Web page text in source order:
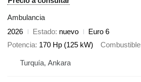
Ambulancia
2026
Estado nuevo
Euro 6
Potencia 170 Hp (125 kW) Combustible
Turquía, Ankara